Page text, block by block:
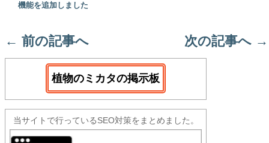
機能を追加しました
← 前の記事へ 次の記事へ →
植物のミカタの掲示板
当サイトで行っているSEO対策をまとめました。